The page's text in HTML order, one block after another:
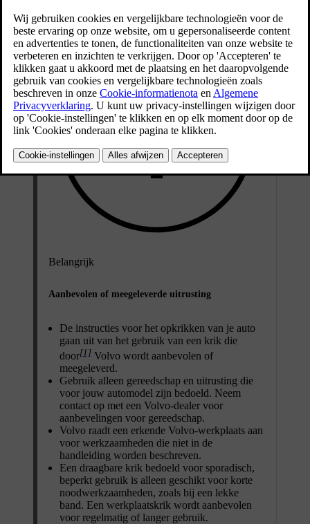
Belangrijk
Aanbevolen of meegeleverde uitrusting
De instructies voor het opkrikken van je auto
gaan uit van het gebruik van een krik die
door[1] Volvo wordt aanbevolen of
meegeleverd.
Gebruik alleen gereedschap en uitrusting die
voor jouw automodel zijn bedoeld. Neem
contact op met een Volvo-dealer voor
aanbevelingen voor gereedschap.
Volvo raadt een erkende Volvo-werkplaats aan
voor werkzaamheden die niet in de
handleiding worden beschreven.
Een draagbare krik bedoeld voor sporadisch,
beperkt gebruik is alleen geschikt voor korte
noodwerkzaamheden, zoals bij een lekke
band. Een werkplaatskrik wordt aanbevolen
voor regelmatig of langer gebruik.